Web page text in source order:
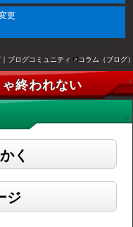
更
ブログコミュニティ コラム（ブログ
終われない
く
ジ